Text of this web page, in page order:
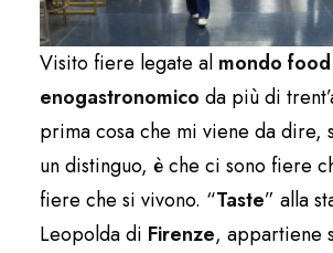
Visito fiere legate al mondo
enogastronomico da più di
prima cosa che mi viene da dire,
un distinguo, è che ci sono fiere
fiere che si vivono. “Taste” alla
Leopolda di Firenze, appartiene